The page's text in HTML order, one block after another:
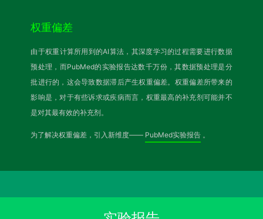
权重偏差
由于权重计算所用到的AI算法，其深度学习的过程需要进行数据
预处理，而PubMed的实验报告达数千万份，其数据预处理是分
批进行的，这会导致数据滞后产生权重偏差。权重偏差所带来的
影响是，对于有些诉求或疾病而言，权重最高的补充剂可能并不
是对其最有效的补充剂。
为了解决权重偏差，引入新维度—— PubMed实验报告 。